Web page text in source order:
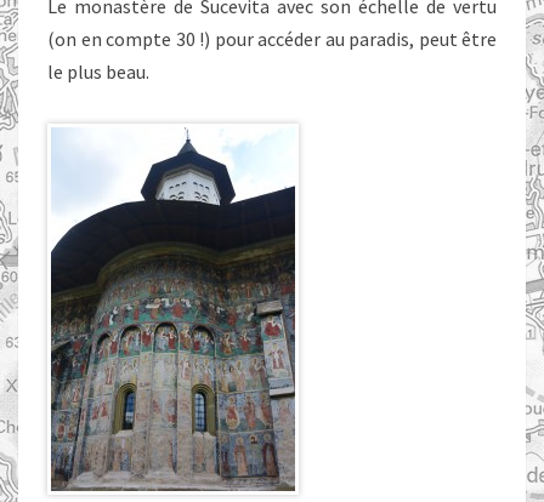
Le monastère de Sucevita avec son échelle de vertu
(on en compte 30 !) pour accéder au paradis, peut être
le plus beau.